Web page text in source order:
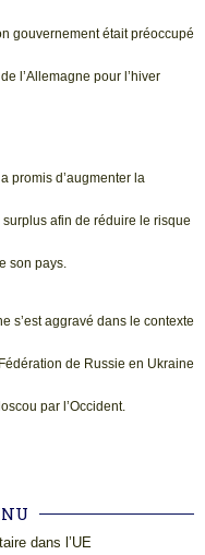
gouvernement était préoccupé
l’Allemagne pour l’hiver
promis d’augmenter la
afin de réduire le risque
son pays.
s’est aggravé dans le contexte
de Russie en Ukraine
par l’Occident.
dans l’UE